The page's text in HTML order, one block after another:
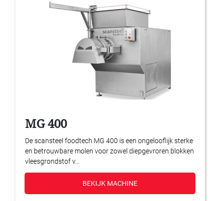
MG 400
De scansteel foodtech MG 400 is een ongelooflijk sterke
en betrouwbare molen voor zowel diepgevroren blokken
vleesgrondstof v...
BEKIJK MACHINE